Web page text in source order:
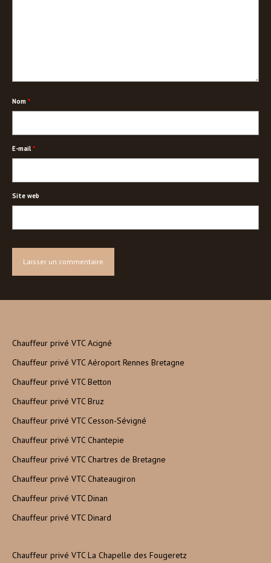
Nom *
E-mail*
Site web
Chauffeur privé VTC Acigné
Chauffeur privé VTC Aéroport Rennes Bretagne
Chauffeur privé VTC Betton
Chauffeur privé VTC Bruz
Chauffeur privé VTC Cesson-Sévigné
Chauffeur privé VTC Chantepie
Chauffeur privé VTC Chartres de Bretagne
Chauffeur privé VTC Chateaugiron
Chauffeur privé VTC Dinan
Chauffeur privé VTC Dinard
Chauffeur privé VTC La Chapelle des Fougeretz